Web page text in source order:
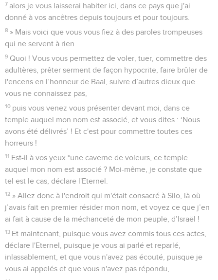
7 alors je vous laisserai habiter ici, dans ce pays que j'ai
donné à vos ancêtres depuis toujours et pour toujours.
8 » Mais voici que vous vous fiez à des paroles trompeuses
qui ne servent à rien.
9 Quoi ! Vous vous permettez de voler, tuer, commettre des
adultères, prêter serment de façon hypocrite, faire brûler de
l'encens en l’honneur de Baal, suivre d’autres dieux que
vous ne connaissez pas,
10 puis vous venez vous présenter devant moi, dans ce
temple auquel mon nom est associé, et vous dites : ‘Nous
avons été délivrés’ ! Et c'est pour commettre toutes ces
horreurs !
11 Est-il à vos yeux *une caverne de voleurs, ce temple
auquel mon nom est associé ? Moi-même, je constate que
tel est le cas, déclare l'Eternel.
12 » Allez donc à l'endroit qui m'était consacré à Silo, là où
j’avais fait en premier résider mon nom, et voyez ce que j’en
ai fait à cause de la méchanceté de mon peuple, d’Israël !
13 Et maintenant, puisque vous avez commis tous ces actes,
déclare l'Eternel, puisque je vous ai parlé et reparlé,
inlassablement, et que vous n'avez pas écouté, puisque je
vous ai appelés et que vous n'avez pas répondu,